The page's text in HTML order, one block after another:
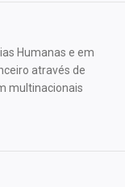
Humanas e em
através de
multinacionais